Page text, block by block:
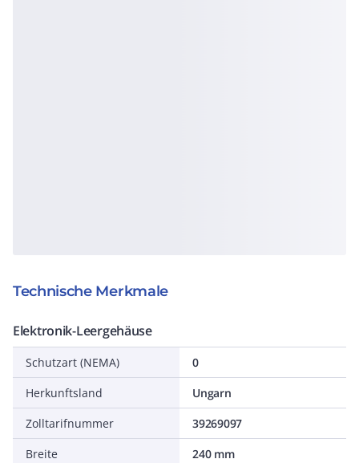
Technische Merkmale
Elektronik-Leergehäuse
Schutzart (NEMA)
0
Herkunftsland
Ungarn
Zolltarifnummer
39269097
Breite
240 mm